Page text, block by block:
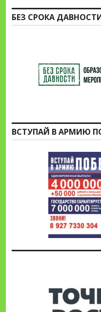
БЕЗ СРОКА
ВСТУПАЙ В АРМИЮ